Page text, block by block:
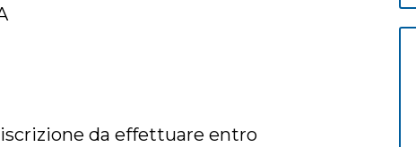
da effettuare entro